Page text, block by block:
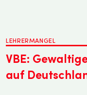
LEHRERMANGEL
VBE:
auf